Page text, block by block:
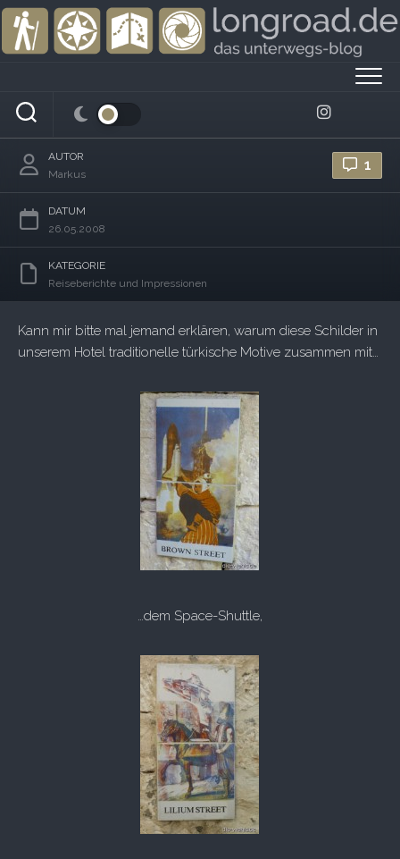
Skip
content
Türkei-Nachlese II: Tradition und Moderne
einmal anders
1
AUTOR
Markus
DATUM
26.05.2008
KATEGORIE
Reiseberichte und Impressionen
Kann mir bitte mal jemand erklären, warum diese Schilder in
unserem Hotel traditionelle türkische Motive zusammen mit…
…dem Space-Shuttle,